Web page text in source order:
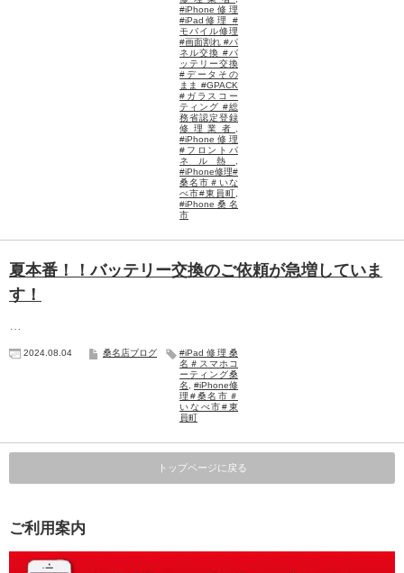
#iPhone修理
#iPad修理 #
モバイル修理
#画面割れ #パ
ネル交換 #バ
ッテリー交換
#データその
まま #GPACK
#ガラスコー
ティング #総
務省認定登録
修理業者
#iPhone修理
#フロントパ
ネル熱
#iPhone修理#
桑名市＃いな
べ市#東員町
#iPhone桑名
市
夏本番！！バッテリー交換のご依頼が急増していま
す！
2024.08.04 桑名店ブログ
#iPad修理桑
名＃スマホコ
ーティング桑
名
#iPhone修
理#桑名市＃
いなべ市#東
員町
トップページに戻る
ご利用案内